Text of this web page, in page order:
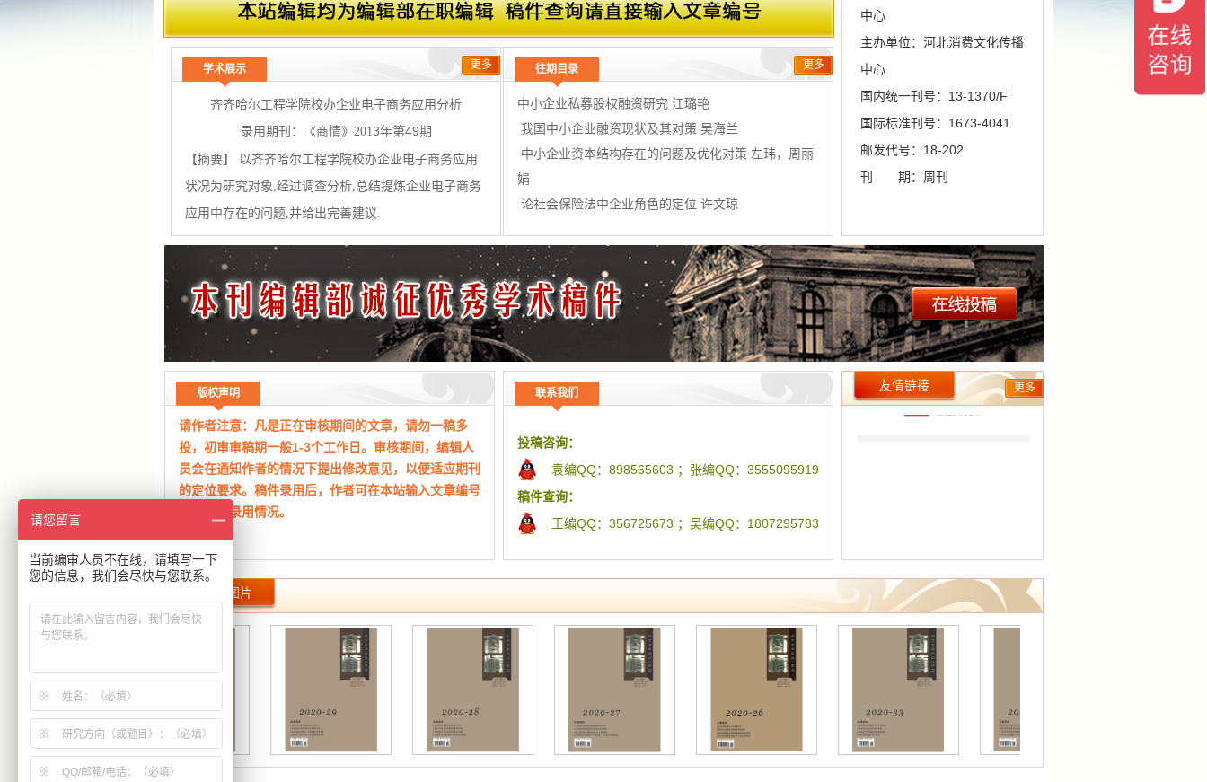
往期目录 更多
中小企业私募股权融资研究 江璐艳
我国中小企业融资现状及其对策 吴海兰
中小企业资本结构存在的问题及优化对策 左玮，周丽
娟
论社会保险法中企业角色的定位 许文琼
我国电子商务环境下的税收问题研究 林万金
关于企业成本控制问题探讨 刘显英
针对国际贸易中的术语进行分析 李化龙
浅析“营改增”对现代服务业的影响及应对策略 孔晓晓
我国上市商业银行高管薪酬与银行绩效的实证分析 周
乔波
中国场内衍生品市场简论 周家禛
从“王老吉之争”看中国企业品牌管理 黎维婕
农产品销售渠道的分析 周晋
新制度经济学与马克思经济学企业理论比较分析 刘洋
基于合资企业看中外企业文化的冲突与协调 吕彤
李源
我国经济受国际资本流动现状的影响 康洁
投资性房地产后续计量之公允价值模式的探析 张龙
浅谈企业负债经营利弊 王新
影响我国消费信贷发展的因素及对策建议 黄羿凯
浅析次贷危机对我国金融监管体制的启示 谢佳秀
电子商务营销模式的选择与建立 张凤莲
学术展示 更多
齐齐哈尔工程学院校办企业电子商务应用分析
录用期刊：《商情》 2013年第49期
【摘要】 以齐齐哈尔工程学院校办企业电子商务应用
状况为研究对象 ,经过调查分析,总结提炼企业电子商务
应用中存在的问题,并给出完善建议.
《商情》杂志公告
1. 本刊为国家承认、正规、合法、双刊号期刊
2. 中国期刊网可查询，并全文收录
3. 国家新闻出版总署可查询，收录期刊
4、编辑部内部审稿通道为1-5
天，大大缩短了
投、审、刊的时间；
5、凡是在本编辑部投稿并确定录用的稿件，可享
受提前1-4个月见刊；
6、专业编辑对你的稿件编辑情况、排刊情况、见
刊情况进行及时沟通；
7、有专业的专家编辑团队，为您免费提供修改方
案；
8、凡是在本编辑部投稿的作者，均可免费获得本
刊杂志一本；
中心
主办单位：河北消费文化传播
中心
国内统一刊号：13-1370/F
国际标准刊号：1673-4041
邮发代号：18-202
刊 期：周刊
版权声明
请作者注意：凡是正在审核期间的文章，请勿一稿多
投，初审审稿期一般1-3个工作日。审核期间，编辑人
员会在通知作者的情况下提出修改意见，以便适应期刊
的定位要求。稿件录用后，作者可在本站输入文章编号
查询稿件录用情况。
（本网站所公布期刊均为正规刊物，如有侵权，请及
时告知！）
本平台为期刊杂志协同采编平台，本站成立于2015
年，主要从事文化艺术交流、版权代理、期刊信息整理
发布、宣传。非杂志社官网！
组稿指导和宣传，本站致力于方便广大作者期刊查询、
分类、便捷投稿、在线答疑等。
联系我们
投稿咨询：
袁编QQ：898565603 ；张编QQ：3555095919
稿件查询：
王编QQ：356725673 ；吴编QQ：1807295783
友情链接 更多
期刊图片
请您留言
当前编审人员不在线，请填写一下
您的信息，我们会尽快与您联系。